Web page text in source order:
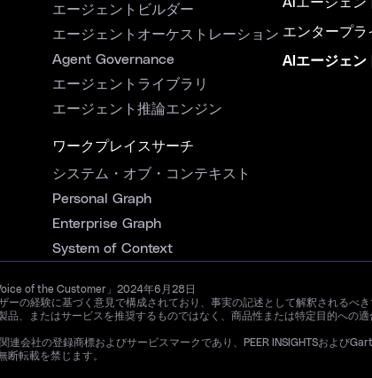
エージェントビルダー
エージェントオーケストレーション
Agent Governance
エージェントライブラリ
エージェント推論エンジン
ワークプレイスサーチ
システム・オブ・コンテキスト
Personal Graph
Enterprise Graph
System of Context
エンタープラ
AIエージェン
of the Customer」2024年6月28日
の経験に基づく意見で構成されており、事実の記述として解釈されるべ
品、またはサービスを推奨するものではなく、商品性または特定目的へ
会社の登録商標およびサービスマークであり、PEER INSIGHTSおよび
断転載を禁じます。